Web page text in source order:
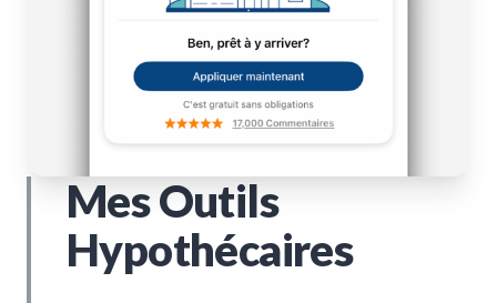
Mes Outils
Hypothécaires